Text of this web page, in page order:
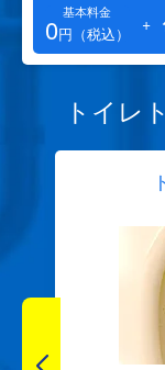
基本料金
0円（税込） +
トイレ